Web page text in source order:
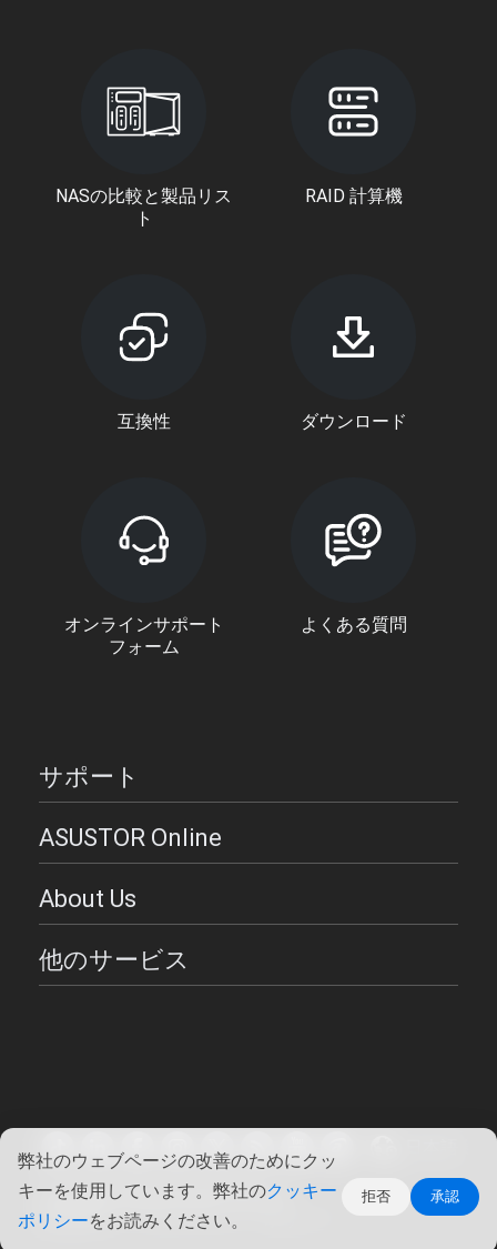
弊社のウェブページの改善のためにクッ
キーを使用しています。弊社のクッキー
ポリシーをお読みください。
拒否 承認
NASの比較と製品リス
ト
RAID 計算機
互換性 ダウンロード
オンラインサポート
フォーム
よくある質問
サポート
ASUSTOR Online
About Us
他のサービス
Copyright ©2026 ASUSTOR Inc.
使用条件 | プライバシー・ポリシー